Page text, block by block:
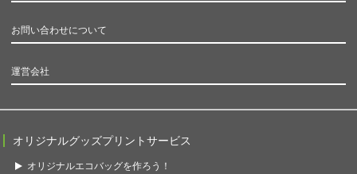
お問い合わせについて
運営会社
オリジナルグッズプリントサービス
オリジナルエコバッグを作ろう！